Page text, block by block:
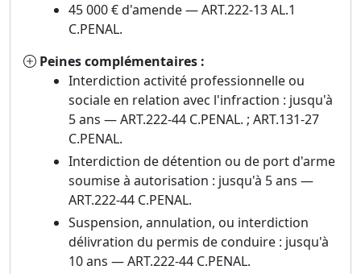
45 000 € d'amende — ART.222-13 AL.1
C.PENAL.
Peines complémentaires :
Interdiction activité professionnelle ou
sociale en relation avec l'infraction : jusqu'à
5 ans — ART.222-44 C.PENAL. ; ART.131-27
C.PENAL.
Interdiction de détention ou de port d'arme
soumise à autorisation : jusqu'à 5 ans —
ART.222-44 C.PENAL.
Suspension, annulation, ou interdiction
délivration du permis de conduire : jusqu'à
10 ans — ART.222-44 C.PENAL.